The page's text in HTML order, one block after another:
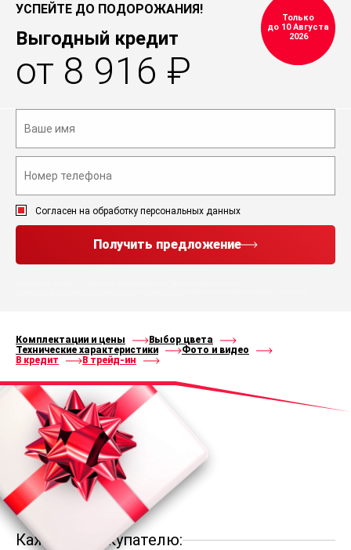
УСПЕЙТЕ ДО ПОДОРОЖАНИЯ!
Выгодный кредит
от 8 916 ₽
Только
до 10 Августа
2026
Согласен на обработку персональных данных
Получить предложение
Комплектации и цены
Выбор цвета
Технические характеристики
Фото и видео
В кредит
В трейд-ин
Каждому покупателю: